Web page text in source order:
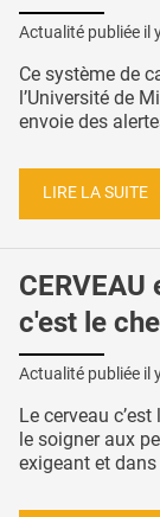
Actualité publiée il
Ce système de
l’Université de
envoie des
LIRE LA SUITE
c'est le
Actualité publiée il
Le cerveau
le soigner aux
exigeant et dans